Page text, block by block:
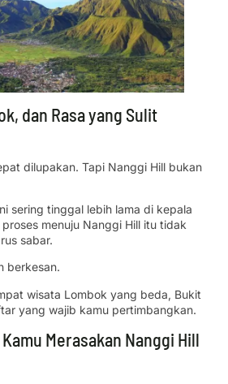
dan Rasa yang Sulit
dilupakan. Tapi Nanggi Hill bukan
sering tinggal lebih lama di kepala
menuju Nanggi Hill itu tidak
sabar.
berkesan.
wisata Lombok yang beda, Bukit
yang wajib kamu pertimbangkan.
Merasakan Nanggi Hill